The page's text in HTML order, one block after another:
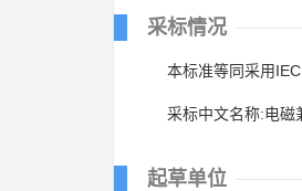
采标情况
本标准等同采用
采标中文名称:电磁
起草单位